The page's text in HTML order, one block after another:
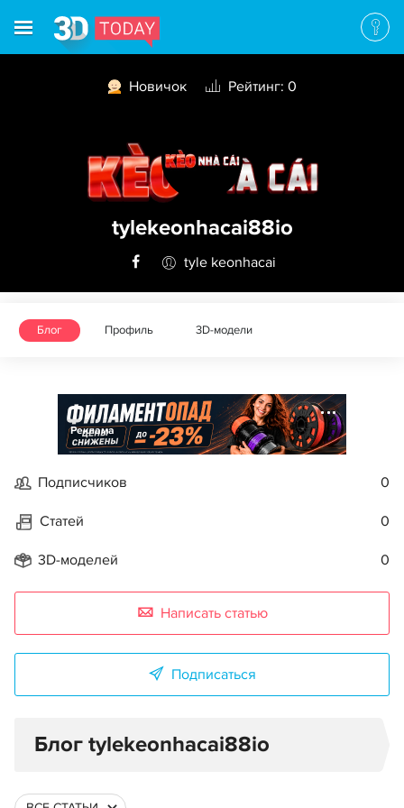
Новичок Рейтинг: 0
tylekeonhacai88io
tyle keonhacai
Блог Профиль 3D-модели
Реклама
Подписчиков 0
Статей 0
3D-моделей 0
Написать статью
Подписаться
Блог tylekeonhacai88io